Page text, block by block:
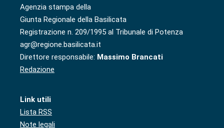
Agenzia stampa della
Giunta Regionale della Basilicata
Registrazione n. 209/1995 al Tribunale di Potenza
agr@regione.basilicata.it
Direttore responsabile: Massimo Brancati
Redazione
Link utili
Lista RSS
Note legali